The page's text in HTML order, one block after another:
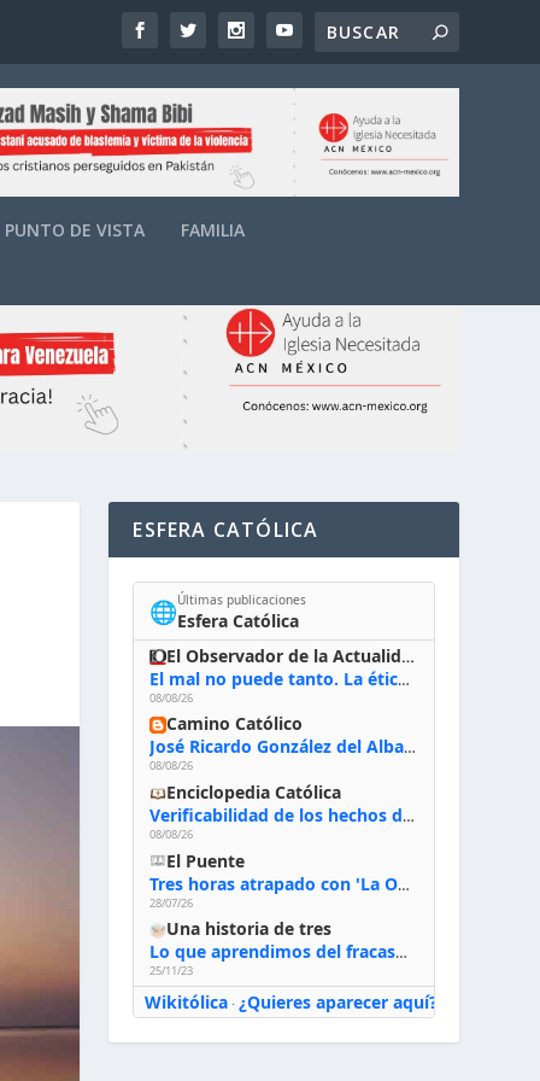
PUNTO DE VISTA FAMILIA
ESFERA CATÓLICA
🌐Últimas publicaciones
Esfera Católica
El Observador de la Actualidad
El mal no puede tanto. La ética del bien posible
08/08/26
Camino Católico
José Ricardo González del Alba, artista sacro: «Yo oro, hablo con Dios, le pido al Espíritu Santo su inspiración y siempre pinto rezando el rosario para que sea Él quien actúe a través de mis manos»
08/08/26
Enciclopedia Católica
Verificabilidad de los hechos de la Biblia
08/08/26
El Puente
Tres horas atrapado con 'La Odisea' de Nolan
28/07/26
Una historia de tres
Lo que aprendimos del fracaso al emprender
25/11/23
Wikitólica· ¿Quieres aparecer aquí?